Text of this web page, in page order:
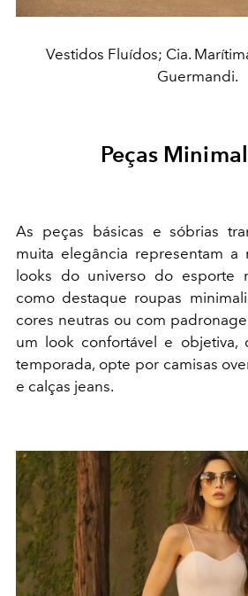
Vestidos Fluídos; Cia.
Guermandi.
Peças
As peças básicas e sóbrias
muita elegância representam a
looks do universo do esporte
como destaque roupas
cores neutras ou com
um look confortável e objetiva,
temporada, opte por camisas
e calças jeans.